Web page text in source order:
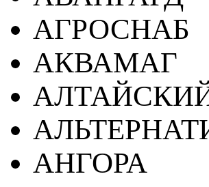
АГРОСНАБ
АКВАМАГ
АНГОРА